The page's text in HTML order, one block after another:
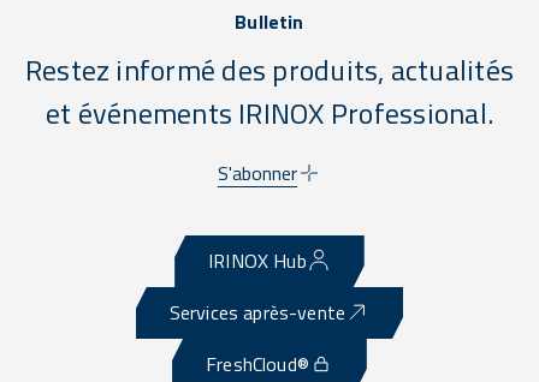
Bulletin
Restez informé des produits, actualités
et événements IRINOX Professional.
S'abonner
IRINOX Hub
Services après-vente
FreshCloud®